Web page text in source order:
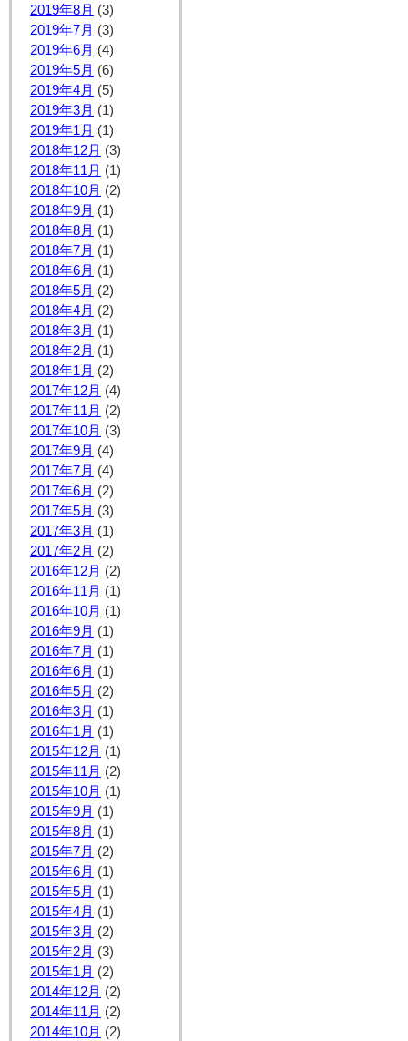
2019年8月 (3)
2019年7月 (3)
2019年6月 (4)
2019年5月 (6)
2019年4月 (5)
2019年3月 (1)
2019年1月 (1)
2018年12月 (3)
2018年11月 (1)
2018年10月 (2)
2018年9月 (1)
2018年8月 (1)
2018年7月 (1)
2018年6月 (1)
2018年5月 (2)
2018年4月 (2)
2018年3月 (1)
2018年2月 (1)
2018年1月 (2)
2017年12月 (4)
2017年11月 (2)
2017年10月 (3)
2017年9月 (4)
2017年7月 (4)
2017年6月 (2)
2017年5月 (3)
2017年3月 (1)
2017年2月 (2)
2016年12月 (2)
2016年11月 (1)
2016年10月 (1)
2016年9月 (1)
2016年7月 (1)
2016年6月 (1)
2016年5月 (2)
2016年3月 (1)
2016年1月 (1)
2015年12月 (1)
2015年11月 (2)
2015年10月 (1)
2015年9月 (1)
2015年8月 (1)
2015年7月 (2)
2015年6月 (1)
2015年5月 (1)
2015年4月 (1)
2015年3月 (2)
2015年2月 (3)
2015年1月 (2)
2014年12月 (2)
2014年11月 (2)
2014年10月 (2)